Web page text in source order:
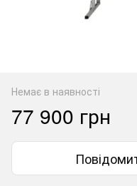
Немає в наявності
77 900 грн